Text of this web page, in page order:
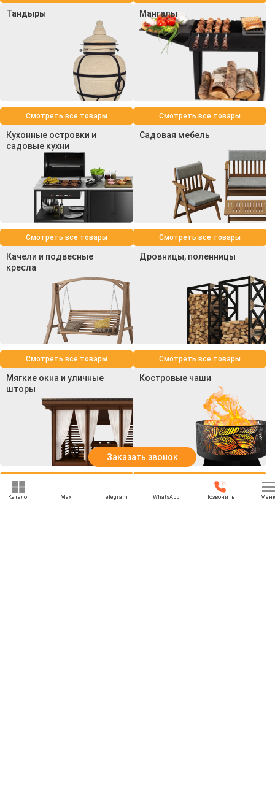
Тандыры
Смотреть все товары
Мангалы
Смотреть все товары
Кухонные островки и
садовые кухни
Смотреть все товары
Садовая мебель
Смотреть все товары
Качели и подвесные
кресла
Смотреть все товары
Дровницы, поленницы
Смотреть все товары
Мягкие окна и уличные
шторы
Костровые чаши
Смотреть все товары
Заказать звонок
Каталог Max Telegram WhatsApp Позвонить